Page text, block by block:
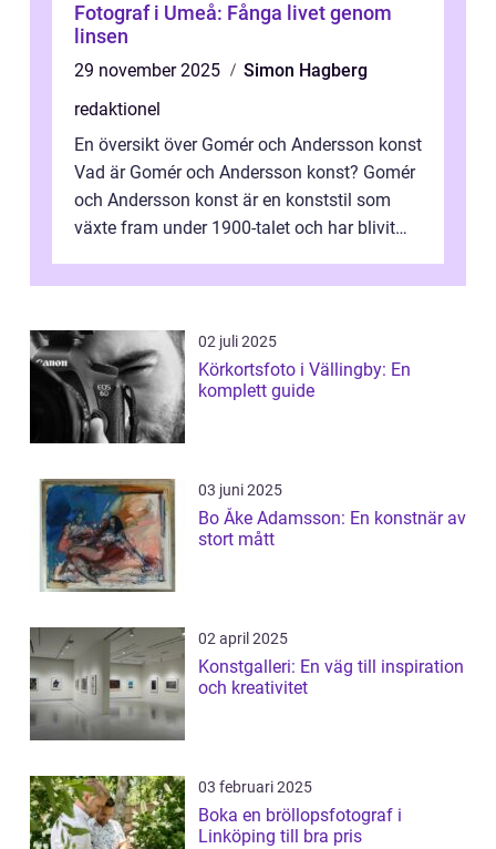
Fotograf i Umeå: Fånga livet genom
linsen
29 november 2025
Simon Hagberg
redaktionel
En översikt över Gomér och Andersson konst
Vad är Gomér och Andersson konst? Gomér
och Andersson konst är en konststil som
växte fram under 1900-talet och har blivit
02 juli 2025
Körkortsfoto i Vällingby: En
komplett guide
03 juni 2025
Bo Åke Adamsson: En konstnär av
stort mått
02 april 2025
Konstgalleri: En väg till inspiration
och kreativitet
03 februari 2025
Boka en bröllopsfotograf i
Linköping till bra pris